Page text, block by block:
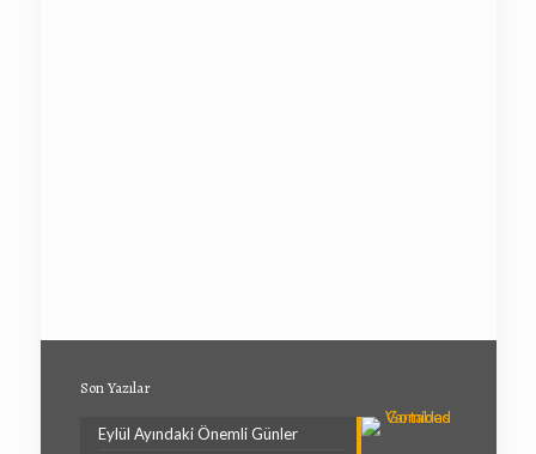
Son Yazılar
Eylül Ayındaki Önemli Günler